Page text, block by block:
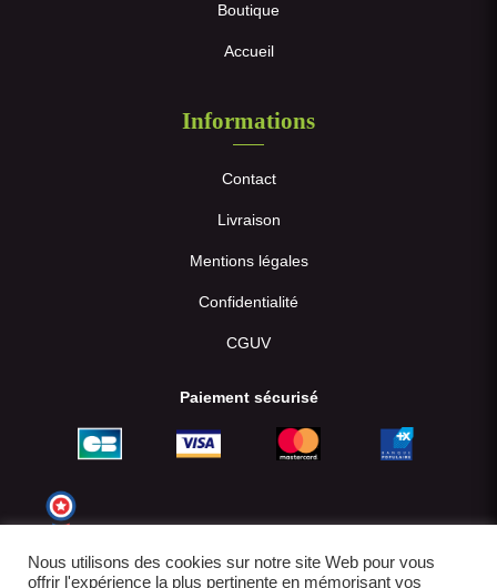
Boutique
Accueil
Informations
Contact
Livraison
Mentions légales
Confidentialité
CGUV
Paiement sécurisé
Nous utilisons des cookies sur notre site Web pour vous
offrir l'expérience la plus pertinente en mémorisant vos